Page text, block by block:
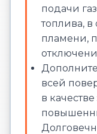
подачи
топлива, в
пламени,
всей
в